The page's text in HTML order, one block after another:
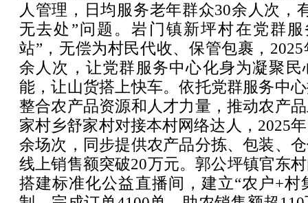
人管理，日均服务老年群众30余人次，
无去处”问题。岩门镇新坪村在党群
站”，无偿为村民代收、保管包裹，
余人次，让党群服务中心化身为凝聚民
能，让山货搭上快车。依托党群服务中
整合农产品资源和人才力量，推动农产
家村乡舒家村对接本村网络达人，2025
余场次，同步提供农产品分拣、包装、
线上销售额突破20万元。郭公坪镇官东
搭建标准化公益直播间，建立“农户+村